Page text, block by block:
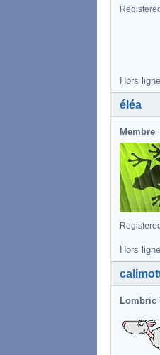
Hors ligne
éléa
Membre
Hors ligne
Lombric